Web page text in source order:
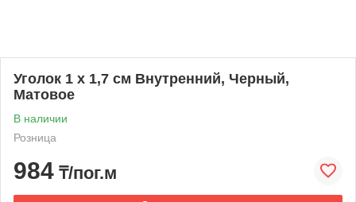
Уголок 1 х 1,7 см Внутренний, Черный,
Матовое
В наличии
Розница
984 ₸/пог.м